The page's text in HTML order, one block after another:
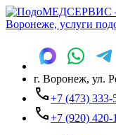
г. Воронеж, ул.
+7 (473) 333-
+7 (920) 420-